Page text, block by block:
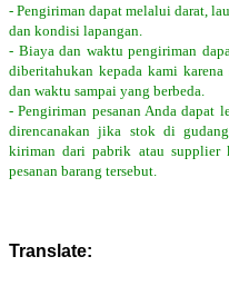
- Pengiriman dapat melalui darat,
dan kondisi lapangan.
- Biaya dan waktu pengiriman
diberitahukan kepada kami
dan waktu sampai yang berbeda.
- Pengiriman pesanan Anda dapat
direncanakan jika stok di
kiriman dari pabrik atau supplier
pesanan barang tersebut.
Translate: